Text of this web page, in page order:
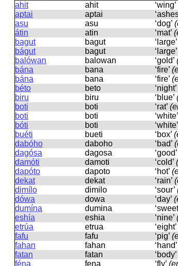
ahit
ahit ‘wing’
aptai
aptai
asu
asu ‘dog’
átin
atin ‘mat’
bagut
baɡut ‘large’
bágut
baɡut ‘large’
balówan
balowan ‘gold’
bána
bana ‘fire’
bána
bana ‘fire’
béto
beto ‘night’
biru
biru ‘blue’
boti
boti ‘rat’
boti
boti ‘white’
bóti
boti ‘white’
buéti
bueti ‘box’
dabóho
daboho ‘bad’
dagósa
daɡosa ‘good’
damóti
damoti ‘cold’
dapóto
dapoto ‘hot’
dekat
dekat ‘rain’
dimílo
dimilo ‘sour’
dówa
dowa ‘day’
dumína
dumina
eshía
eshia ‘nine’
etrúa
etrua ‘eight’
fafu
fafu ‘pig’
fahan
fahan ‘hand’
fatan
fatan ‘body’
féna
fena ‘fly’